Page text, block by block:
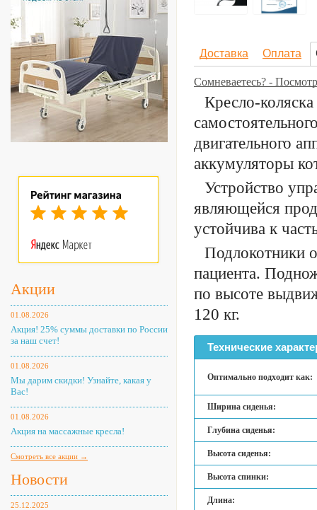
Акции
01.08.2026
Акция! 25% суммы доставки по России
за наш счет!
01.08.2026
Мы дарим скидки! Узнайте, какая у
Вас!
01.08.2026
Акция на массажные кресла!
Смотреть все акции →
Новости
25.12.2025
Доставка Оплата
Сомневаетесь? -
Кресло-
двигательного
аккумуляторы
Устройство
являющейся
устойчива к
Подлокотники
пациента.
по высоте
120 кг.
Технические
Оптимально подходит как:
Ширина сиденья:
Глубина сиденья:
Высота сиденья:
Высота спинки:
Длина: